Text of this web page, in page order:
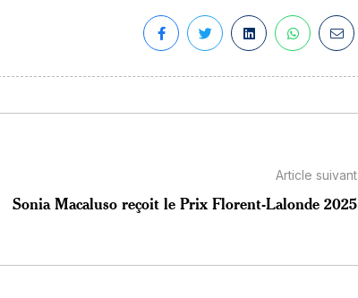
Article suivant
Sonia Macaluso reçoit le Prix Florent-Lalonde 2025